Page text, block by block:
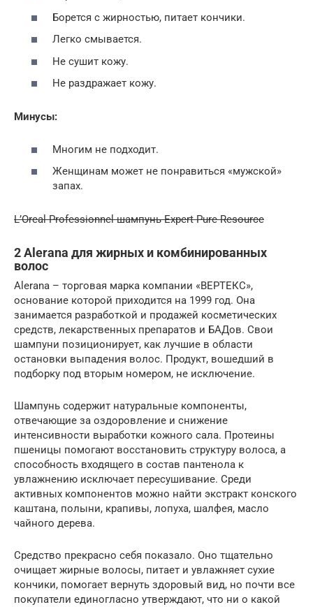
Борется с жирностью, питает кончики.
Легко смывается.
Не сушит кожу.
Не раздражает кожу.
Минусы:
Многим не подходит.
Женщинам может не понравиться «мужской»
запах.
L’Oreal Professionnel шампунь Expert Pure Resource
2 Alerana для жирных и комбинированных
волос
Alerana – торговая марка компании «ВЕРТЕКС»,
основание которой приходится на 1999 год. Она
занимается разработкой и продажей косметических
средств, лекарственных препаратов и БАДов. Свои
шампуни позиционирует, как лучшие в области
остановки выпадения волос. Продукт, вошедший в
подборку под вторым номером, не исключение.
Шампунь содержит натуральные компоненты,
отвечающие за оздоровление и снижение
интенсивности выработки кожного сала. Протеины
пшеницы помогают восстановить структуру волоса, а
способность входящего в состав пантенола к
увлажнению исключает пересушивание. Среди
активных компонентов можно найти экстракт конского
каштана, полыни, крапивы, лопуха, шалфея, масло
чайного дерева.
Средство прекрасно себя показало. Оно тщательно
очищает жирные волосы, питает и увлажняет сухие
кончики, помогает вернуть здоровый вид, но почти все
покупатели единогласно утверждают, что ни о какой